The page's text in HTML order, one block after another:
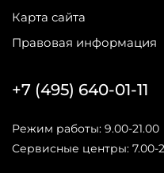
Карта сайта
Правовая информация
+7 (495) 640-01-11
Режим работы: 9.00-21.00
Сервисные центры: 7.00-